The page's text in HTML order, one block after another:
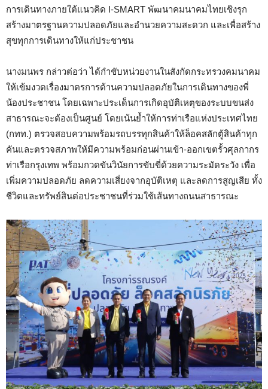
การเดินทางภายใต้แนวคิด I-SMART พัฒนาคมนาคมไทยเชิงรุก​
สร้างมาตรฐาน​ความปลอดภัยและอำนวยความสะดวก​ และเพื่อสร้าง
สุขทุกการเดินทางให้แก่ประชาชน
นางมนพร กล่าวต่อว่า ได้กำชับหน่วยงานในสังกัดกระทรวงคมนาคม
ให้เข้มงวดเรื่องมาตรการด้านความปลอดภัยในการเดินทางของพี่
น้องประชาชน โดยเฉพาะประเด็นการเกิดอุบัติเหตุของระบบขนส่ง
สาธารณะจะต้องเป็นศูนย์ โดยเน้นย้ำให้การท่าเรือแห่งประเทศไทย
(กทท.) ตรวจสอบความพร้อมรถบรรทุกสินค้าให้ล็อคสลักตู้สินค้าทุก
คันและตรวจสภาพให้มีความพร้อมก่อนผ่านเข้า-ออกเขตรั้วศุลกากร
ท่าเรือกรุงเทพ พร้อมกวดขันวินัยการขับขี่ด้วยความระมัดระวัง เพื่อ
เพิ่มความปลอดภัย ลดความเสี่ยงจากอุบัติเหตุ และลดการสูญเสีย ทั้ง
ชีวิตและทรัพย์สินต่อประชาชนที่ร่วมใช้เส้นทางถนนสาธารณะ